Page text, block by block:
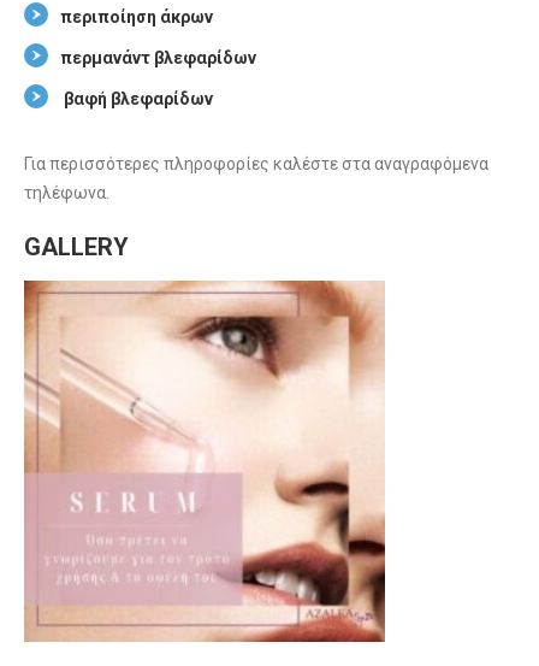
περιποίηση άκρων
περμανάντ βλεφαρίδων
βαφή βλεφαρίδων
Για περισσότερες πληροφορίες καλέστε στα αναγραφόμενα
τηλέφωνα.
GALLERY